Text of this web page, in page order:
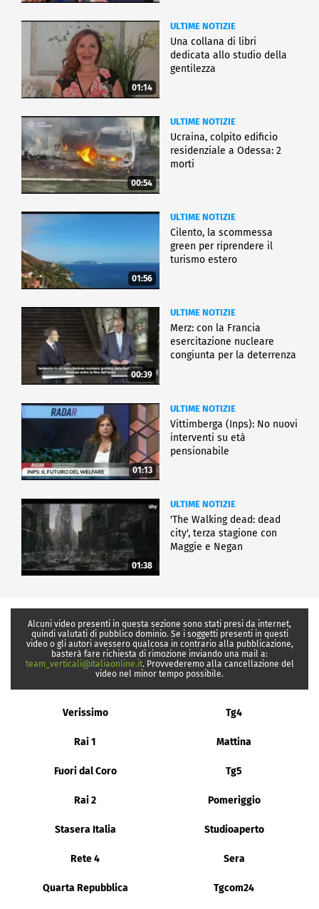
01:14
ULTIME NOTIZIE
Una collana di libri
dedicata allo studio della
gentilezza
00:54
ULTIME NOTIZIE
Ucraina, colpito edificio
residenziale a Odessa: 2
morti
01:56
ULTIME NOTIZIE
Cilento, la scommessa
green per riprendere il
turismo estero
00:39
ULTIME NOTIZIE
Merz: con la Francia
esercitazione nucleare
congiunta per la deterrenza
01:13
ULTIME NOTIZIE
Vittimberga (Inps): No nuovi
interventi su età
pensionabile
01:38
ULTIME NOTIZIE
'The Walking dead: dead
city', terza stagione con
Maggie e Negan
Alcuni video presenti in questa sezione sono stati presi da internet,
quindi valutati di pubblico dominio. Se i soggetti presenti in questi
video o gli autori avessero qualcosa in contrario alla pubblicazione,
basterà fare richiesta di rimozione inviando una mail a:
team_verticali@italiaonline.it. Provvederemo alla cancellazione del
video nel minor tempo possibile.
Verissimo Tg4
Rai 1 Mattina
Fuori dal Coro Tg5
Rai 2 Pomeriggio
Stasera Italia Studioaperto
Rete 4 Sera
Quarta Repubblica Tgcom24